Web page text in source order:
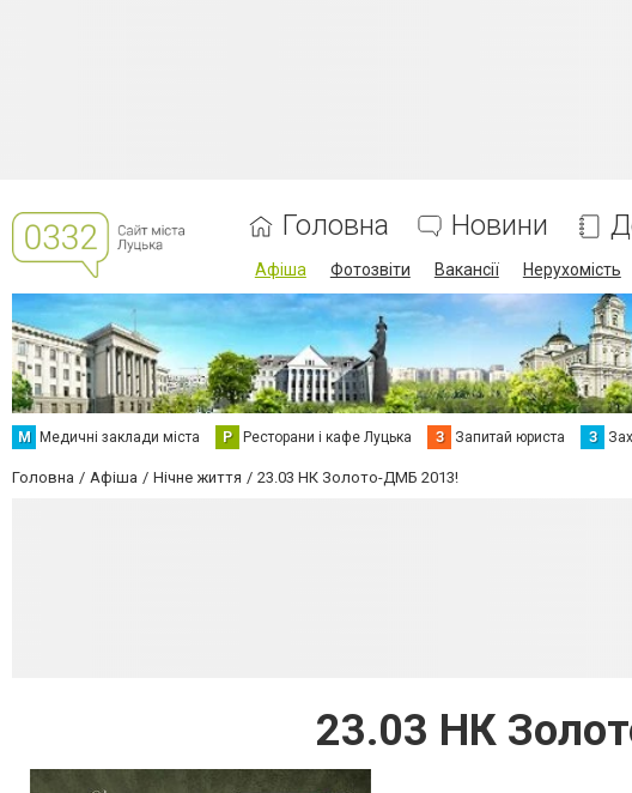
Головна Новини
Афіша Фотозвіти Вакансії Нерухомість
М Медичні заклади міста Р Ресторани і кафе Луцька З Запитай юриста З
Головна Афіша Нічне життя 23.03 НК Золото-ДМБ 2013!
23.03 НК